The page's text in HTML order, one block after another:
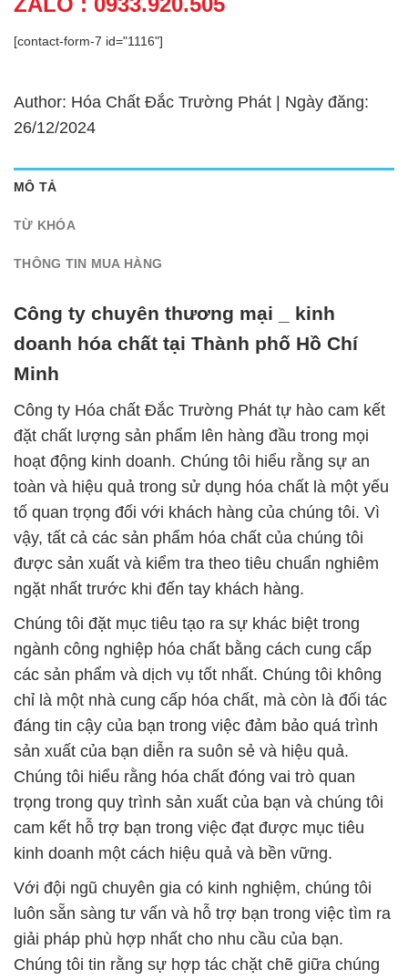
[contact-form-7 id="1116"]
Author: Hóa Chất Đắc Trường Phát | Ngày đăng:
26/12/2024
MÔ TẢ
TỪ KHÓA
THÔNG TIN MUA HÀNG
Công ty chuyên thương mại _ kinh
doanh hóa chất tại Thành phố Hồ Chí
Minh
Công ty Hóa chất Đắc Trường Phát tự hào cam kết
đặt chất lượng sản phẩm lên hàng đầu trong mọi
hoạt động kinh doanh. Chúng tôi hiểu rằng sự an
toàn và hiệu quả trong sử dụng hóa chất là một yếu
tố quan trọng đối với khách hàng của chúng tôi. Vì
vậy, tất cả các sản phẩm hóa chất của chúng tôi
được sản xuất và kiểm tra theo tiêu chuẩn nghiêm
ngặt nhất trước khi đến tay khách hàng.
Chúng tôi đặt mục tiêu tạo ra sự khác biệt trong
ngành công nghiệp hóa chất bằng cách cung cấp
các sản phẩm và dịch vụ tốt nhất. Chúng tôi không
chỉ là một nhà cung cấp hóa chất, mà còn là đối tác
đáng tin cậy của bạn trong việc đảm bảo quá trình
sản xuất của bạn diễn ra suôn sẻ và hiệu quả.
Chúng tôi hiểu rằng hóa chất đóng vai trò quan
trọng trong quy trình sản xuất của bạn và chúng tôi
cam kết hỗ trợ bạn trong việc đạt được mục tiêu
kinh doanh một cách hiệu quả và bền vững.
Với đội ngũ chuyên gia có kinh nghiệm, chúng tôi
luôn sẵn sàng tư vấn và hỗ trợ bạn trong việc tìm ra
giải pháp phù hợp nhất cho nhu cầu của bạn.
Chúng tôi tin rằng sự hợp tác chặt chẽ giữa chúng